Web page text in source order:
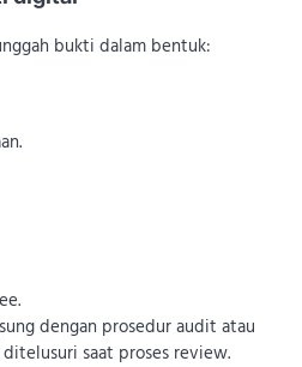
bukti dalam bentuk:
dengan prosedur audit atau
saat proses review.